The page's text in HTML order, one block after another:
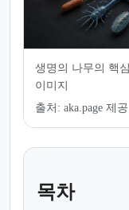
생명의 나무의 핵
이미지
출처: aka.page 제
목차